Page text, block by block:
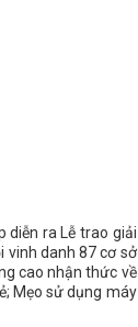
diễn ra Lễ trao giải
vinh danh 87 cơ sở
cao nhận thức về
Mẹo sử dụng máy